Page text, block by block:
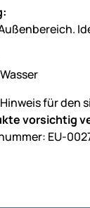
für den
vorsichtig
EU-